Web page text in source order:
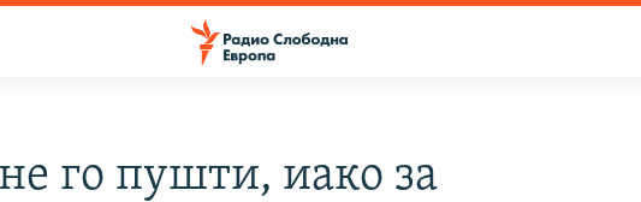
го пушти, иако за